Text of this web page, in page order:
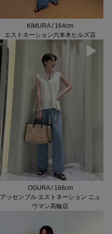
KIMURA / 164cm
エストネーション六本木ヒルズ店
OGURA / 166cm
アッセンブル エストネーション ニュ
ウマン高輪店